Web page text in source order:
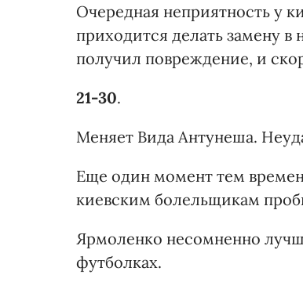
Очередная неприятность у
приходится делать замену в
получил повреждение, и
21-30.
Меняет Вида Антунеша.
Еще один момент тем
киевским болельщикам
Ярмоленко несомненно
футболках.